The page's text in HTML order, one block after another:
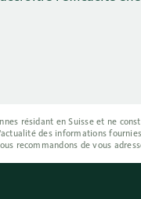
résidant en Suisse et ne
des informations
recommandons de vous